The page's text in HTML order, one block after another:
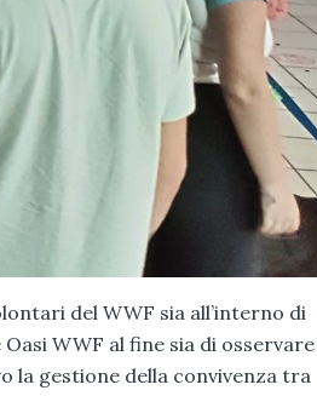
del WWF sia all’interno di
WWF al fine sia di osservare
la gestione della convivenza tra